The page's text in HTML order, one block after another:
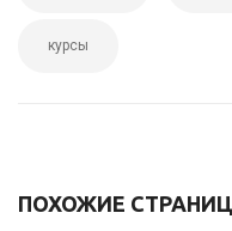
курсы
ПОХОЖИЕ